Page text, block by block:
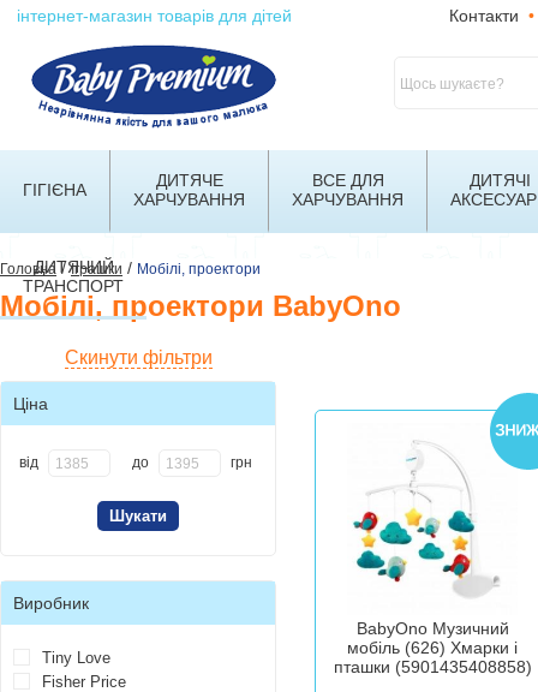
інтернет-магазин товарів для дітей Контакти •
ГІГІЄНА
ДИТЯЧЕ
ХАРЧУВАННЯ
ВСЕ ДЛЯ
ХАРЧУВАННЯ
ДИТЯЧІ
ДИТЯЧИЙ
ТРАНСПОРТ
Головна/Іграшки / Мобілі, проектори
Мобілі, проектори BabyOno
Скинути фільтри
Ціна
від до грн
Виробник
Tiny Love
Fisher Price
BabyOno Музичний
мобіль (626) Хмарки і
пташки (5901435408858)